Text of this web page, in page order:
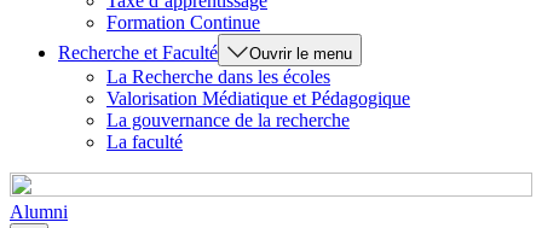
Formation Continue
Recherche et Faculté
Ouvrir le menu
La Recherche dans les écoles
Valorisation Médiatique et Pédagogique
La gouvernance de la recherche
La faculté
Alumni